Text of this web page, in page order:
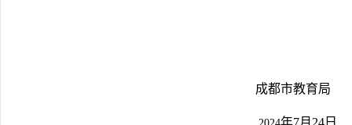
成都市教育局
年7月 24 日